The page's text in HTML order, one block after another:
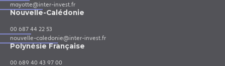
mayotte@inter-invest.fr
Nouvelle-Calédonie
00 687 44 22 53
nouvelle-caledonie@inter-invest.fr
Polynésie Française
00 689 40 43 97 00